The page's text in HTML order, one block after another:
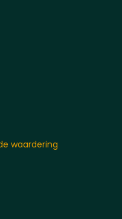
waardering